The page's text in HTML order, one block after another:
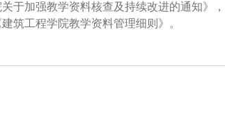
于加强教学资料核查及持续改进的通知》
筑工程学院教学资料管理细则》。